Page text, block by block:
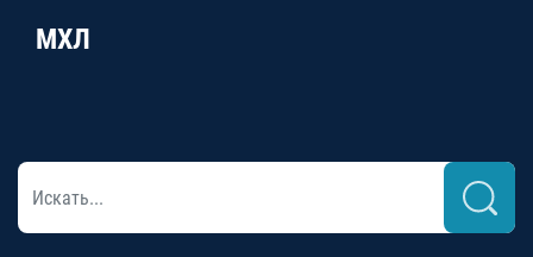
МХЛ